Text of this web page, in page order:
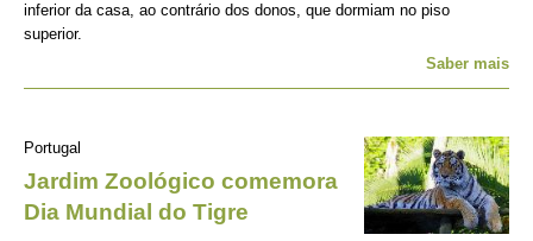
inferior da casa, ao contrário dos donos, que dormiam no piso
superior.
Saber mais
Portugal
Jardim Zoológico comemora
Dia Mundial do Tigre